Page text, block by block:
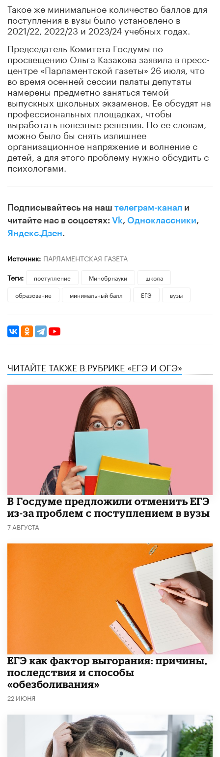
Такое же минимальное количество баллов для
поступления в вузы было установлено в
2021/22, 2022/23 и 2023/24 учебных годах.
Председатель Комитета Госдумы по
просвещению Ольга Казакова заявила в пресс-
центре «Парламентской газеты» 26 июля, что
во время осенней сессии палаты депутаты
намерены предметно заняться темой
выпускных школьных экзаменов. Ее обсудят на
профессиональных площадках, чтобы
выработать полезные решения. По ее словам,
можно было бы снять излишнее
организационное напряжение и волнение с
детей, а для этого проблему нужно обсудить с
психологами.
Подписывайтесь на наш телеграм-канал и
читайте нас в соцсетях: Vk, Одноклассники,
Яндекс.Дзен.
Источник: ПАРЛАМЕНТСКАЯ ГАЗЕТА
Теги:
поступление Минобрнауки
школа
образование
минимальный балл ЕГЭ вузы
ЧИТАЙТЕ ТАКЖЕ В РУБРИКЕ «ЕГЭ И ОГЭ»
В Госдуме предложили отменить ЕГЭ
из-за проблем с поступлением в вузы
7 АВГУСТА
​ЕГЭ как фактор выгорания: причины,
последствия и способы
«обезболивания»
22 ИЮНЯ